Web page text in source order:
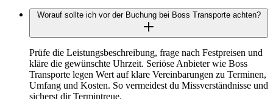
Worauf sollte ich vor der Buchung bei Boss Transporte achten?
Prüfe die Leistungsbeschreibung, frage nach Festpreisen und
kläre die gewünschte Uhrzeit. Seriöse Anbieter wie Boss
Transporte legen Wert auf klare Vereinbarungen zu Terminen,
Umfang und Kosten. So vermeidest du Missverständnisse und
sicherst dir Termintreue.